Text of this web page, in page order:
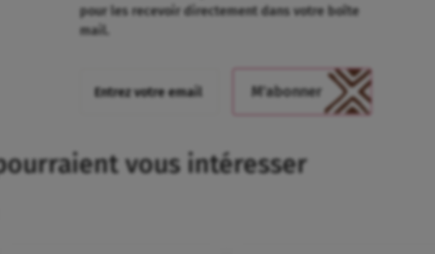
pour les recevoir directement dans votre boîte
mail.
vous intéresser